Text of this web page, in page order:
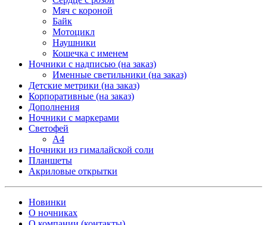
Мяч с короной
Байк
Мотоцикл
Наушники
Кошечка с именем
Ночники с надписью (на заказ)
Именные светильники (на заказ)
Детские метрики (на заказ)
Корпоративные (на заказ)
Дополнения
Ночники с маркерами
Светофей
А4
Ночники из гималайской соли
Планшеты
Акриловые открытки
Новинки
О ночниках